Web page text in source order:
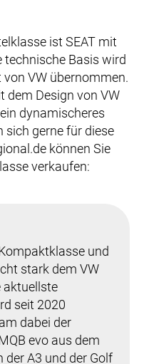
ist SEAT mit
technische Basis wird
VW übernommen.
dem Design von VW
dynamischeres
sich gerne für diese
können Sie
verkaufen:
und
stark dem VW
aktuellste
seit 2020
dabei der
evo aus dem
der A3 und der Golf